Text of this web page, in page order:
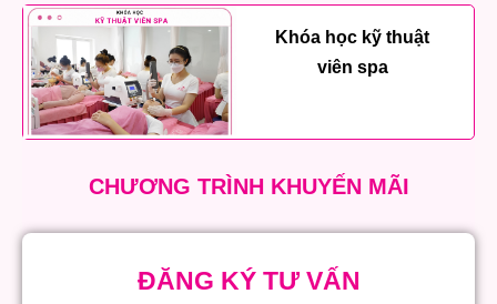
Khóa học kỹ thuật
viên spa
CHƯƠNG TRÌNH KHUYẾN MÃI
ĐĂNG KÝ TƯ VẤN